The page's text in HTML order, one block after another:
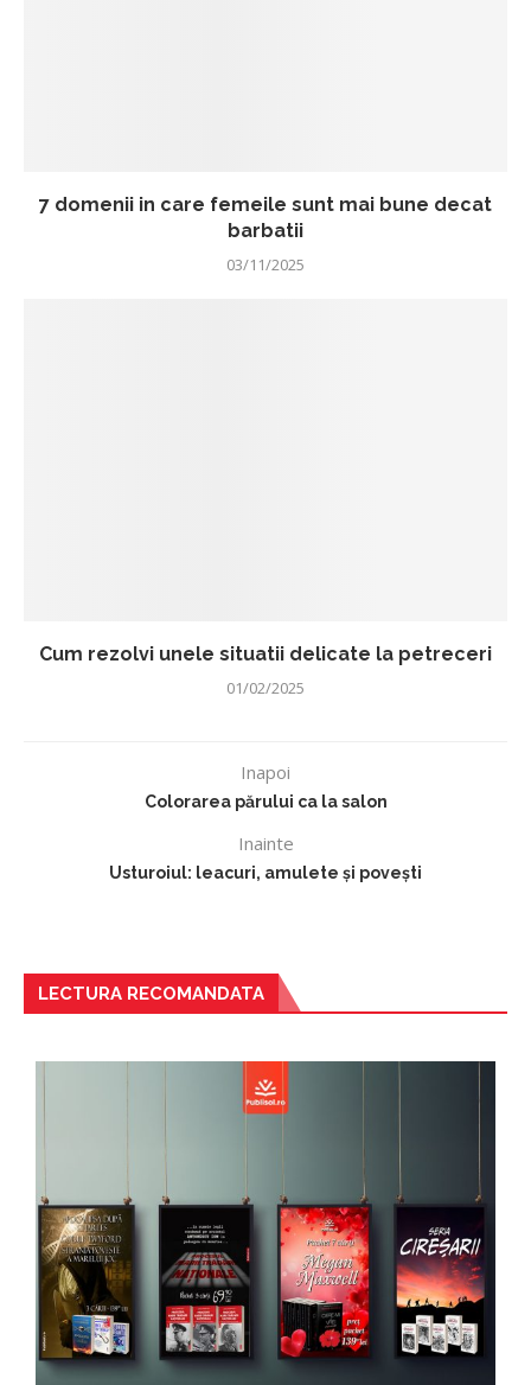
7 domenii in care femeile sunt mai bune decat
barbatii
03/11/2025
Cum rezolvi unele situatii delicate la petreceri
01/02/2025
Inapoi
Colorarea părului ca la salon
Inainte
Usturoiul: leacuri, amulete și povești
LECTURA RECOMANDATA